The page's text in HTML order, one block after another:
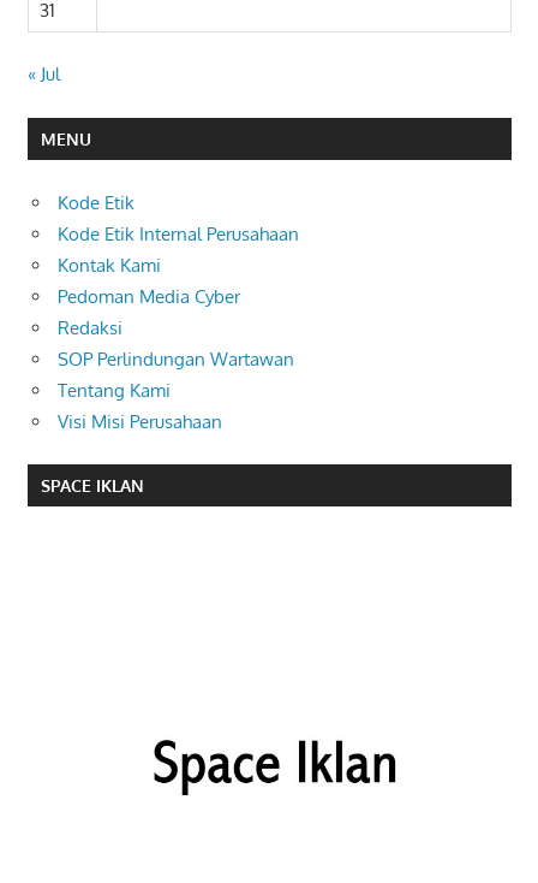
31
« Jul
MENU
Kode Etik
Kode Etik Internal Perusahaan
Kontak Kami
Pedoman Media Cyber
Redaksi
SOP Perlindungan Wartawan
Tentang Kami
Visi Misi Perusahaan
SPACE IKLAN